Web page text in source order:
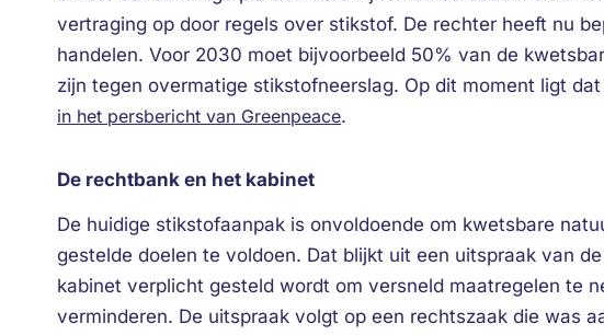
vertraging op door regels over stikstof. De rechter heeft nu
handelen. Voor 2030 moet bijvoorbeeld 50% van de
zijn tegen overmatige stikstofneerslag. Op dit moment ligt
in het persbericht van Greenpeace.
De rechtbank en het kabinet
De huidige stikstofaanpak is onvoldoende om kwetsbare
gestelde doelen te voldoen. Dat blijkt uit een uitspraak van
kabinet verplicht gesteld wordt om versneld maatregelen te
verminderen. De uitspraak volgt op een rechtszaak die was